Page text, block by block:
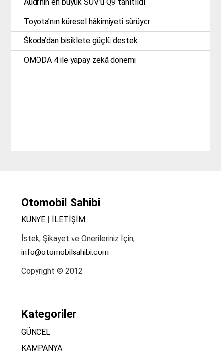
Audi’nin en büyük SUV’u Q9 tanıtıldı
Toyota’nın küresel hâkimiyeti sürüyor
Škoda’dan bisiklete güçlü destek
OMODA 4 ile yapay zekâ dönemi
Otomobil Sahibi
KÜNYE| İLETİŞİM
İstek, Şikayet ve Önerileriniz İçin;
info@otomobilsahibi.com
Copyright © 2012
Kategoriler
GÜNCEL
KAMPANYA